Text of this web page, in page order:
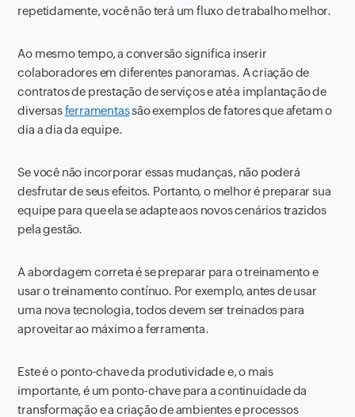
repetidamente, você não terá um fluxo de trabalho melhor.
Ao mesmo tempo, a conversão significa inserir
colaboradores em diferentes panoramas. A criação de
contratos de prestação de serviços e até a implantação de
diversasferramentassão exemplos de fatores que afetam o
dia a dia da equipe.
Se você não incorporar essas mudanças, não poderá
desfrutar de seus efeitos. Portanto, o melhor é preparar sua
equipe para que ela se adapte aos novos cenários trazidos
pela gestão.
A abordagem correta é se preparar para o treinamento e
usar o treinamento contínuo. Por exemplo, antes de usar
uma nova tecnologia, todos devem ser treinados para
aproveitar ao máximo a ferramenta.
Este é o ponto-chave da produtividade e, o mais
importante, é um ponto-chave para a continuidade da
transformação e a criação de ambientes e processos